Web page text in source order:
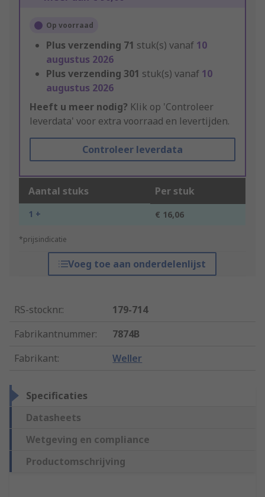
Op voorraad
Plus verzending 71 stuk(s) vanaf 10
augustus 2026
Plus verzending 301 stuk(s) vanaf 10
augustus 2026
Heeft u meer nodig? Klik op 'Controleer
leverdata' voor extra voorraad en levertijden.
Controleer leverdata
Aantal stuks Per stuk
1 + € 16,06
*prijsindicatie
Voeg toe aan onderdelenlijst
RS-stocknr.:
179-714
Fabrikantnummer:
7874B
Fabrikant: Weller
Specificaties
Datasheets
Wetgeving en compliance
Productomschrijving